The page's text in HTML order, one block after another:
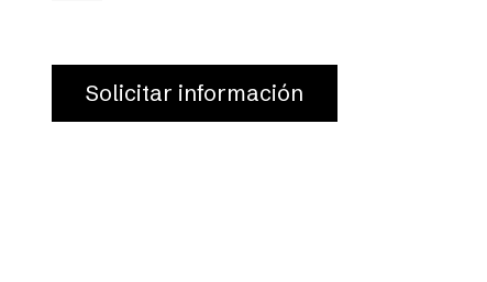
Solicitar información